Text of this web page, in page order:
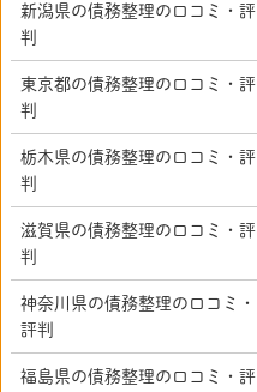
新潟県の債務整理の口コミ・評
判
東京都の債務整理の口コミ・評
判
栃木県の債務整理の口コミ・評
判
滋賀県の債務整理の口コミ・評
判
神奈川県の債務整理の口コミ・
評判
福島県の債務整理の口コミ・評